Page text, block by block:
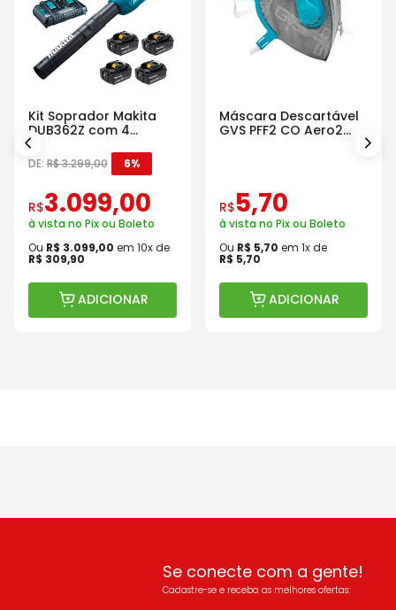
Kit Soprador Makita
DUB362Z com 4
Baterias Carregador e
Maleta
DE: R$3.299,00 6%
R$3.099,00
à vista no Pix ou Boleto
Ou R$ 3.099,00 em 10x de
R$ 309,90
ADICIONAR
Máscara Descartável
GVS PFF2 CO Aero2
R$5,70
à vista no Pix ou Boleto
Ou R$ 5,70 em 1x de
R$ 5,70
ADICIONAR
Se conecte com a gente!
Cadastre-se e receba as melhores ofertas: